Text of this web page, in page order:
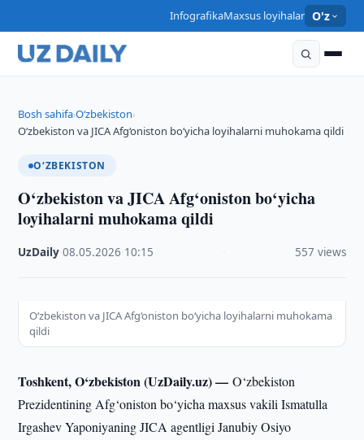
InfografikaMaxsus loyihalar O'z
Bosh sahifa›O‘zbekiston›
O‘zbekiston va JICA Afg‘oniston bo‘yicha loyihalarni muhokama qildi
O‘ZBEKISTON
O‘zbekiston va JICA Afg‘oniston bo‘yicha
loyihalarni muhokama qildi
UzDaily ·08.05.2026 10:15 557 views
O‘zbekiston va JICA Afg‘oniston bo‘yicha loyihalarni muhokama
qildi
Toshkent, O‘zbekiston (UzDaily.uz) —O‘zbekiston
Prezidentining Afg‘oniston bo‘yicha maxsus vakili Ismatulla
Irgashev Yaponiyaning JICA agentligi Janubiy Osiyo